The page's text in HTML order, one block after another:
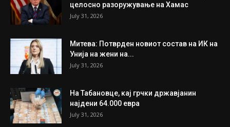
целосно разоружување на Хамас
July 31, 2026
Митева: Потврден новиот состав на ИК на
Унија на жени на...
July 31, 2026
На Табановце, кај грчки државјанин
најдени 64.000 евра
July 31, 2026